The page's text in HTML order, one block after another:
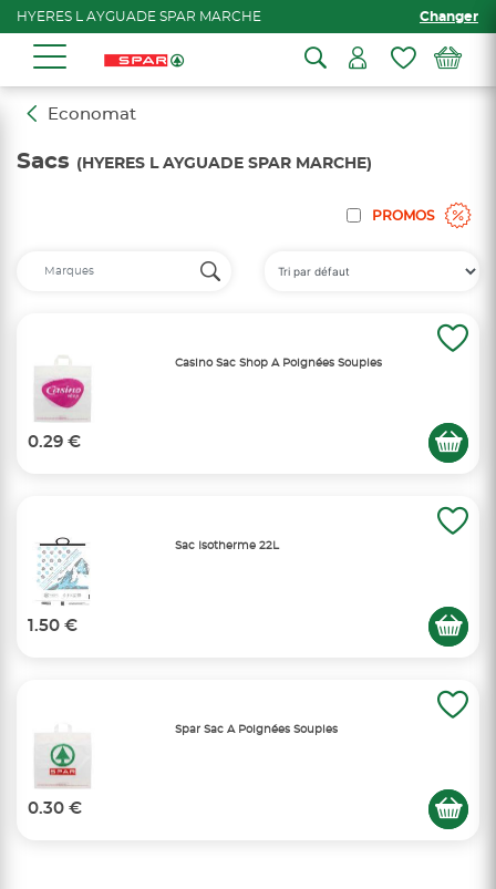
HYERES L AYGUADE SPAR MARCHE Changer
Economat
Sacs (HYERES L AYGUADE SPAR MARCHE)
PROMOS
Casino Sac Shop A Poignées Souples
0.29 €
Sac Isotherme 22L
1.50 €
Spar Sac A Poignées Souples
0.30 €